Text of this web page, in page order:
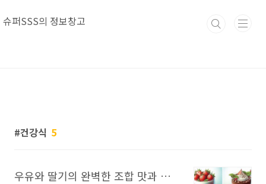
슈퍼SSS의 정보창고
건강식 5
우유와 딸기의 완벽한 조합 맛과 건강을 동시에 잡는 방법